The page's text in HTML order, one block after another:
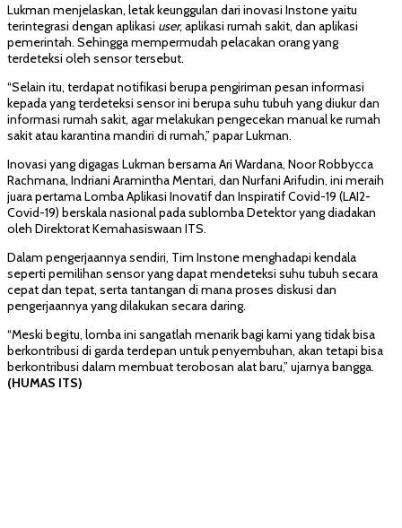
Lukman menjelaskan, letak keunggulan dari inovasi Instone yaitu
terintegrasi dengan aplikasi user, aplikasi rumah sakit, dan aplikasi
pemerintah. Sehingga mempermudah pelacakan orang yang
terdeteksi oleh sensor tersebut.
“Selain itu, terdapat notifikasi berupa pengiriman pesan informasi
kepada yang terdeteksi sensor ini berupa suhu tubuh yang diukur dan
informasi rumah sakit, agar melakukan pengecekan manual ke rumah
sakit atau karantina mandiri di rumah,” papar Lukman.
Inovasi yang digagas Lukman bersama Ari Wardana, Noor Robbycca
Rachmana, Indriani Aramintha Mentari, dan Nurfani Arifudin, ini meraih
juara pertama Lomba Aplikasi Inovatif dan Inspiratif Covid-19 (LAI2-
Covid-19) berskala nasional pada sublomba Detektor yang diadakan
oleh Direktorat Kemahasiswaan ITS.
Dalam pengerjaannya sendiri, Tim Instone menghadapi kendala
seperti pemilihan sensor yang dapat mendeteksi suhu tubuh secara
cepat dan tepat, serta tantangan di mana proses diskusi dan
pengerjaannya yang dilakukan secara daring.
“Meski begitu, lomba ini sangatlah menarik bagi kami yang tidak bisa
berkontribusi di garda terdepan untuk penyembuhan, akan tetapi bisa
berkontribusi dalam membuat terobosan alat baru,” ujarnya bangga.
(HUMAS ITS)